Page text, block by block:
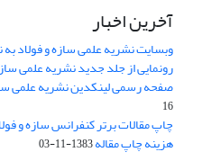
آخرین اخبار
وبسایت نشریه علمی سازه و فولاد
رونمایی از جلد جدید نشریه علمی
صفحه رسمی لینکدین نشریه علمی
16
چاپ مقالات برتر کنفرانس سازه و
هزینه چاپ مقاله1383-11-03